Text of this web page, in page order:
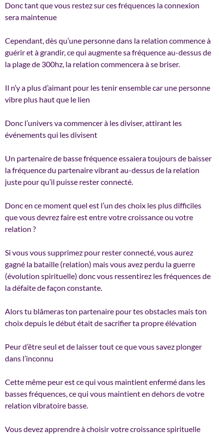
Donc tant que vous restez sur ces fréquences la connexion
sera maintenue
Cependant, dès qu’une personne dans la relation commence à
guérir et à grandir, ce qui augmente sa fréquence au-dessus de
la plage de 300hz, la relation commencera à se briser.
Il n’y a plus d’aimant pour les tenir ensemble car une personne
vibre plus haut que le lien
Donc l’univers va commencer à les diviser, attirant les
événements qui les divisent
Un partenaire de basse fréquence essaiera toujours de baisser
la fréquence du partenaire vibrant au-dessus de la relation
juste pour qu’il puisse rester connecté.
Donc en ce moment quel est l’un des choix les plus difficiles
que vous devrez faire est entre votre croissance ou votre
relation ?
Si vous vous supprimez pour rester connecté, vous aurez
gagné la bataille (relation) mais vous avez perdu la guerre
(évolution spirituelle) donc vous ressentirez les fréquences de
la défaite de façon constante.
Alors tu blâmeras ton partenaire pour tes obstacles mais ton
choix depuis le début était de sacrifier ta propre élévation
Peur d’être seul et de laisser tout ce que vous savez plonger
dans l’inconnu
Cette même peur est ce qui vous maintient enfermé dans les
basses fréquences, ce qui vous maintient en dehors de votre
relation vibratoire basse.
Vous devez apprendre à choisir votre croissance spirituelle